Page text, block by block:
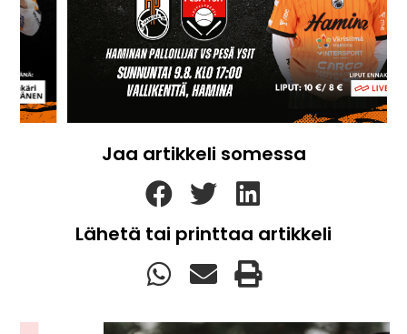
Jaa artikkeli somessa
Lähetä tai printtaa artikkeli